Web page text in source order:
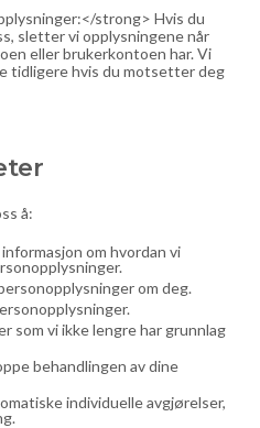
strong> Hvis du
sletter vi opplysningene når
eller brukerkontoen har. Vi
tidligere hvis du motsetter deg
å:
om hvordan vi
om deg.
som vi ikke lengre har grunnlag
behandlingen av dine
individuelle avgjørelser,